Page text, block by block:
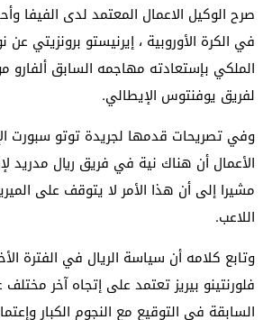
صرح الوكيل الاعمال المعتمد لدى الفيفا
في الكرة الأوروبية ، إيرنيستو برونزيتي عن
الملكي بإستعادته مهاجمه السابق ألفارو
لفريق يوفنتوس الإيطالي.
وفي تصريحات قدمها لجريدة توتو سبورت
الأعمال أن هناك نية في فريق ريال مدريد
مشيرا إلى أن هذا الأمر لا يتوقف على
اللاعب.
وتابع كلامه أن سياسة الريال في الفترة
فلورنتينو بيريز تعتمد على إتجاه آخر
السابقة في التوقيع مع النجوم الكبار